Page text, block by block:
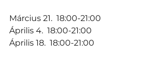
Március 21.  18:00-21:00
Április 4.  18:00-21:00
Április 18.  18:00-21:00